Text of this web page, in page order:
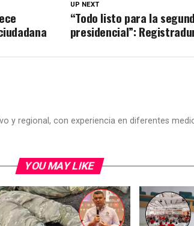
UP NEXT
“Todo listo para la
presidencial”:
y regional, con experiencia en diferentes
YOU MAY LIKE